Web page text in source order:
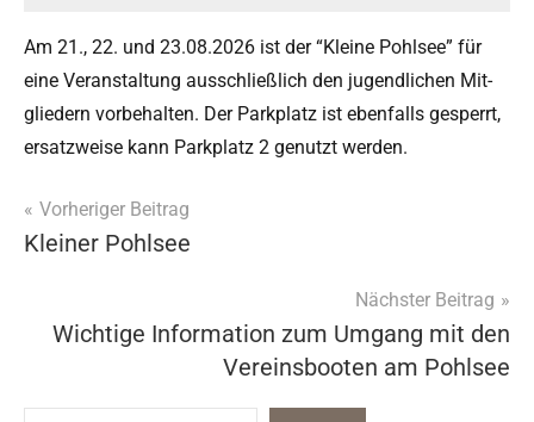
Am 21., 22. und 23.08.2026 ist der “Kleine Pohlsee” für
eine Ver­anstal­tung auss­chließlich den jugendlichen Mit­
gliedern vor­be­hal­ten. Der Park­platz ist eben­falls ges­per­rt,
ersatzweise kann Park­platz 2 genutzt werden.
News
Beitragsnavigation
Vorheriger Beitrag
Kleiner Pohlsee
Nächster Beitrag
Wichtige Information zum Umgang mit den
Vereinsbooten am Pohlsee